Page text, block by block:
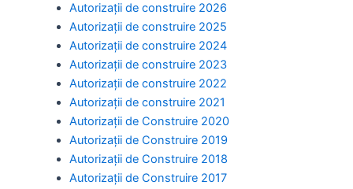
Autorizații de construire 2026
Autorizații de construire 2025
Autorizații de construire 2024
Autorizații de construire 2023
Autorizații de construire 2022
Autorizații de construire 2021
Autorizații de Construire 2020
Autorizații de Construire 2019
Autorizaţii de Construire 2018
Autorizaţii de Construire 2017